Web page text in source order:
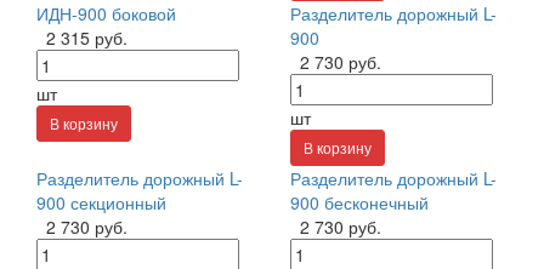
ИДН-900 боковой
2 315 руб.
шт
В корзину
Разделитель дорожный L-
900
2 730 руб.
шт
В корзину
Разделитель дорожный L-
900 секционный
2 730 руб.
Разделитель дорожный L-
900 бесконечный
2 730 руб.